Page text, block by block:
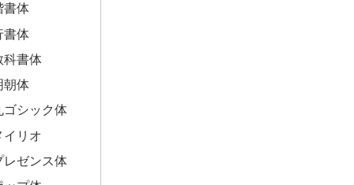
書体
書体
科書体
朝体
ゴシック体
イリオ
レゼンス体